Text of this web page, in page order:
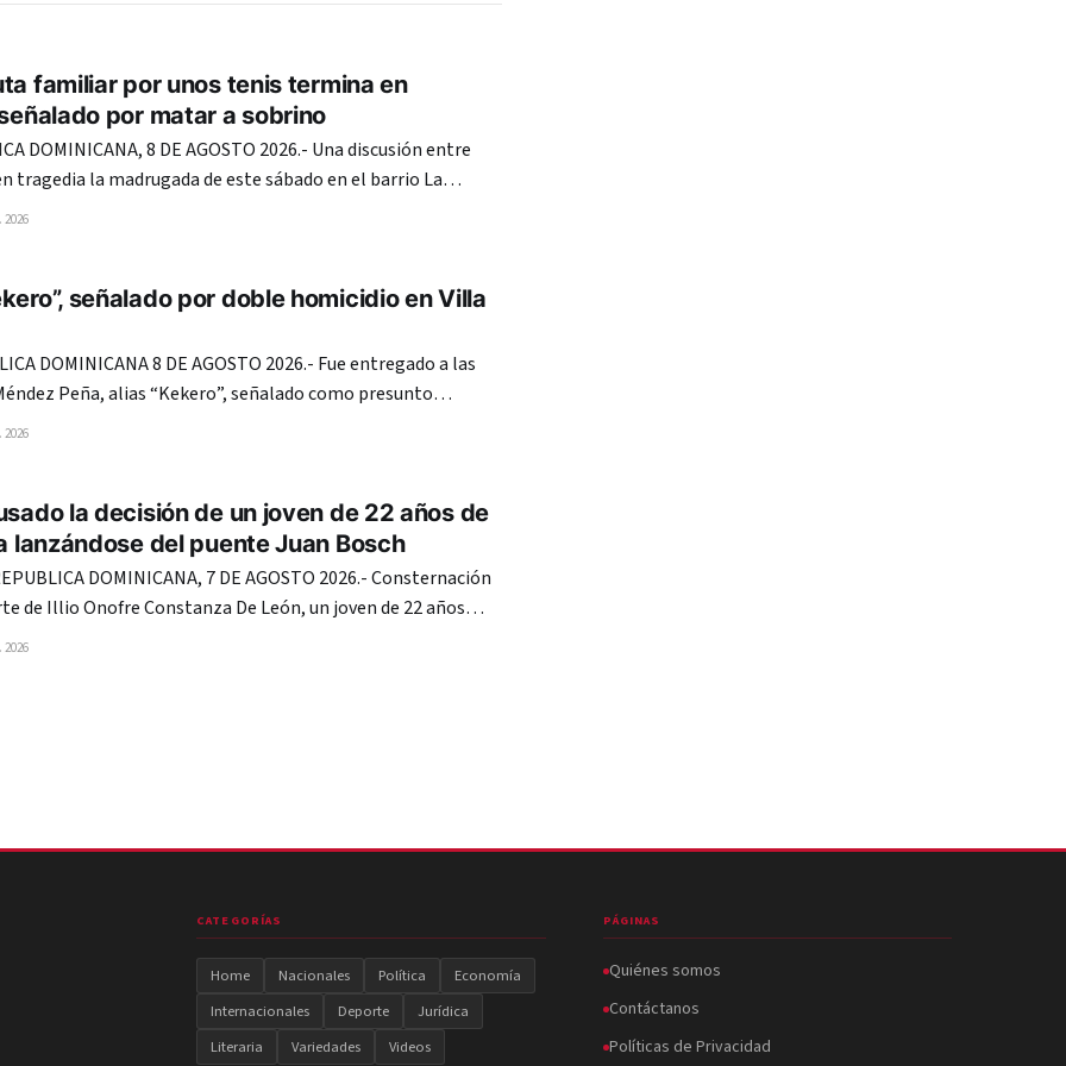
familiar por unos tenis termina en
por matar a sobrino
DOMINICANA, 8 DE AGOSTO 2026.- Una discusión entre
tragedia la madrugada de este sábado en el barrio La
un joven de 26 años murió tras recibir una estocada con
2026
señalado por doble homicidio en Villa
DOMINICANA 8 DE AGOSTO 2026.- Fue entregado a las
Peña, alias “Kekero”, señalado como presunto
del comerciante Jerinton Paulino Pérez Méndez, de 54
2026
la decisión de un joven de 22 años de
lanzándose del puente Juan Bosch
DOMINICANA, 7 DE AGOSTO 2026.- Consternación
de Illio Onofre Constanza De León, un joven de 22 años
la tarde del jueves al lanzarse del puente Juan Boch,
2026
CATEGORÍAS
Home Nacionales Política
Economía
Internacionales
Deporte
Jurídica
Literaria
Variedades Videos
PÁGINAS
Quiénes somos
Contáctanos
Políticas de Privacidad